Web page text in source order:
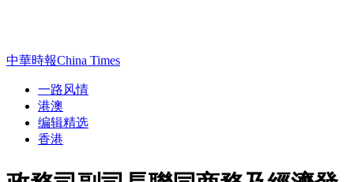
中華時報China Times
一路风情
港澳
编辑精选
香港